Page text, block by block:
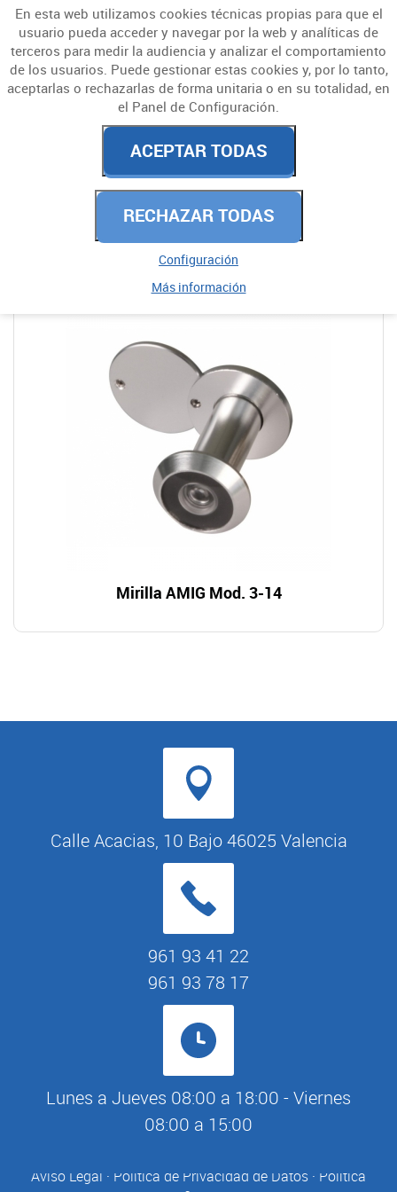
CERRADURAS Y
CERROJOS
ACCESORIOS
Mirilla AMIG Mod. 3-14
Calle Acacias, 10 Bajo 46025 Valencia
961 93 41 22
961 93 78 17
Lunes a Jueves 08:00 a 18:00 - Viernes
08:00 a 15:00
En esta web utilizamos cookies técnicas propias para que el
usuario pueda acceder y navegar por la web y analíticas de
terceros para medir la audiencia y analizar el comportamiento
de los usuarios. Puede gestionar estas cookies y, por lo tanto,
aceptarlas o rechazarlas de forma unitaria o en su totalidad, en
el Panel de Configuración.
ACEPTAR TODAS
RECHAZAR TODAS
Configuración
Más información
Aviso Legal · Política de Privacidad de Datos · Política